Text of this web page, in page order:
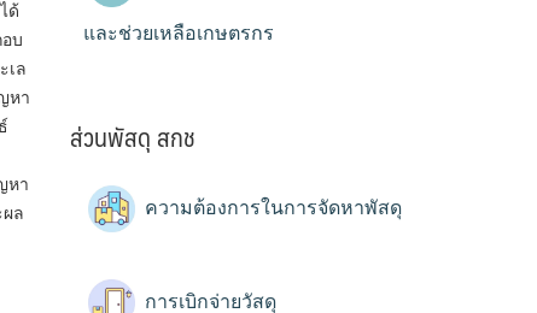
ด้
บ
เล
หา
หา
ล
และช่วยเหลือเกษตรกร
ส่วนพัสดุ สกช
ความต้องการในการจัดหาพัสดุ
การเบิกจ่ายวัสดุ